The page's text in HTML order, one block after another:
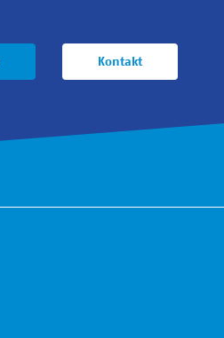
Kontakt